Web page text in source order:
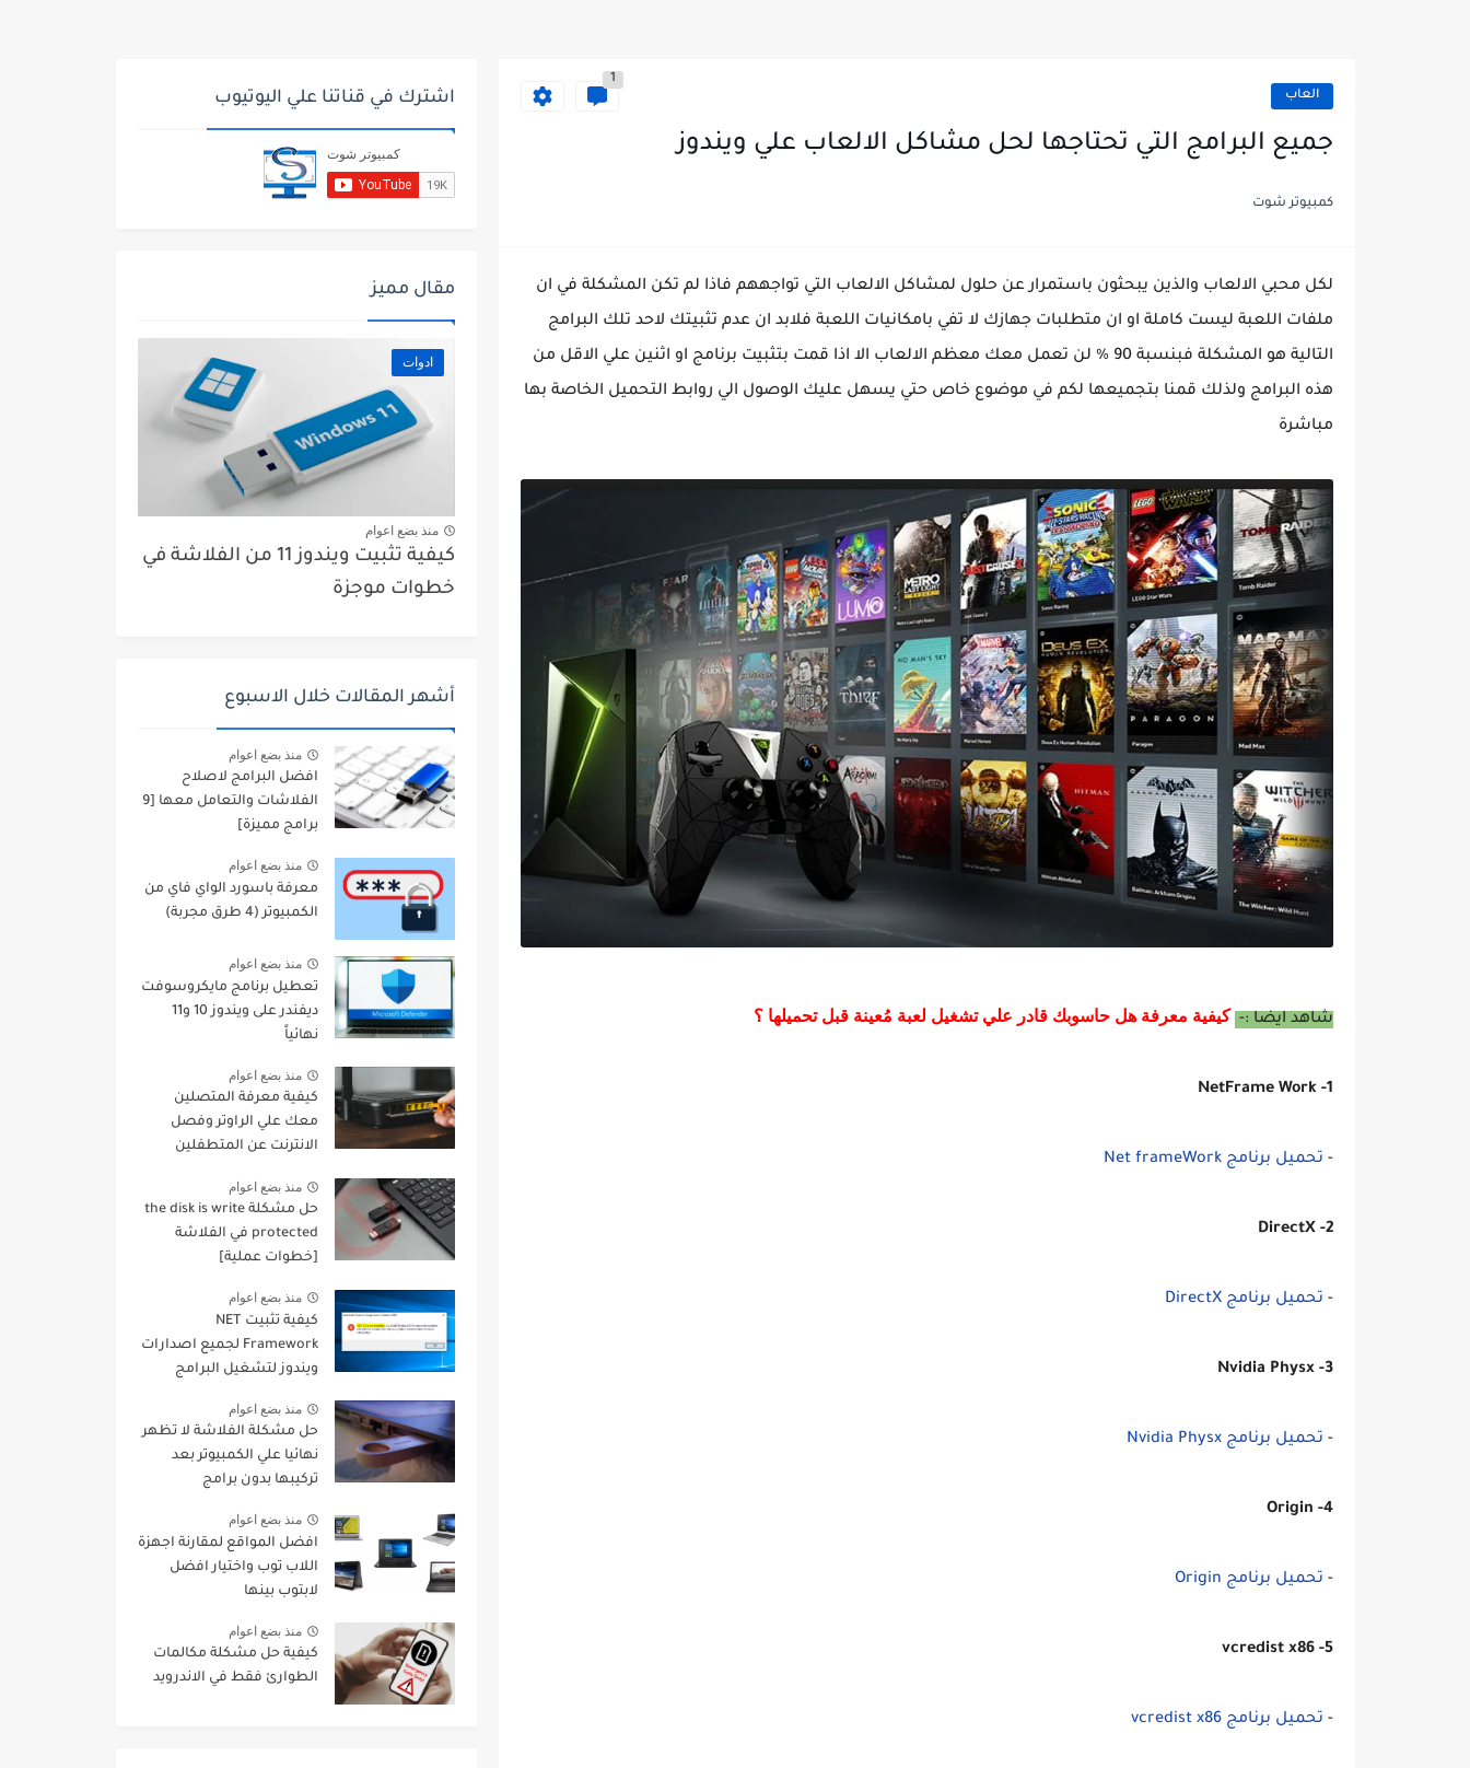
العاب
1
جميع البرامج التي تحتاجها لحل مشاكل الالعاب علي ويندوز
كمبيوتر شوت
لكل محبي الالعاب والذين يبحثون باستمرار عن حلول لمشاكل الالعاب التي تواجههم فاذا لم تكن المشكلة في ان
ملفات اللعبة ليست كاملة او ان متطلبات جهازك لا تفي بامكانيات اللعبة فلابد ان عدم تثبيتك لاحد تلك البرامج
التالية هو المشكلة فبنسبة 90 % لن تعمل معك معظم الالعاب الا اذا قمت بتثبيت برنامج او اثنين علي الاقل من
هذه البرامج ولذلك قمنا بتجميعها لكم في موضوع خاص حتي يسهل عليك الوصول الي روابط التحميل الخاصة بها
مباشرة
شاهد ايضا :- كيفية معرفة هل حاسوبك قادر علي تشغيل لعبة مُعينة قبل تحميلها ؟
1- NetFrame Work
- تحميل برنامج Net frameWork
2- DirectX
- تحميل برنامج DirectX
3- Nvidia Physx
- تحميل برنامج Nvidia Physx
4- Origin
- تحميل برنامج Origin
5- vcredist x86
- تحميل برنامج vcredist x86
اشترك في قناتنا علي اليوتيوب
مقال مميز
ادوات
منذ بضع اعوام
كيفية تثبيت ويندوز 11 من الفلاشة في
خطوات موجزة
أشهر المقالات خلال الاسبوع
منذ بضع اعوام
افضل البرامج لاصلاح
الفلاشات والتعامل معها [9
برامج مميزة]
منذ بضع اعوام
معرفة باسورد الواي فاي من
الكمبيوتر (4 طرق مجربة)
منذ بضع اعوام
تعطيل برنامج مايكروسوفت
ديفندر على ويندوز 10 و11
نهائياً
منذ بضع اعوام
كيفية معرفة المتصلين
معك علي الراوتر وفصل
الانترنت عن المتطفلين
منذ بضع اعوام
حل مشكلة the disk is write
protected في الفلاشة
[خطوات عملية]
منذ بضع اعوام
كيفية تثبيت NET
Framework لجميع اصدارات
ويندوز لتشغيل البرامج
منذ بضع اعوام
حل مشكلة الفلاشة لا تظهر
نهائيا علي الكمبيوتر بعد
تركيبها بدون برامج
منذ بضع اعوام
افضل المواقع لمقارنة اجهزة
اللاب توب واختيار افضل
لابتوب بينها
منذ بضع اعوام
كيفية حل مشكلة مكالمات
الطوارئ فقط في الاندرويد